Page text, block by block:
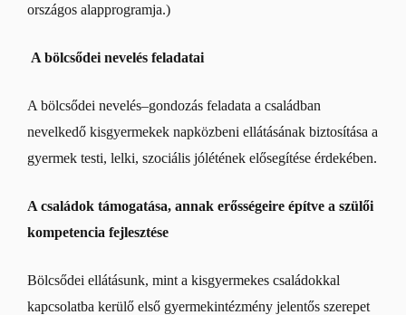
országos alapprogramja.)
A bölcsődei nevelés feladatai
A bölcsődei nevelés–gondozás feladata a családban
nevelkedő kisgyermekek napközbeni ellátásának biztosítása a
gyermek testi, lelki, szociális jólétének elősegítése érdekében.
A családok támogatása, annak erősségeire építve a szülői
kompetencia fejlesztése
Bölcsődei ellátásunk, mint a kisgyermekes családokkal
kapcsolatba kerülő első gyermekintézmény jelentős szerepet